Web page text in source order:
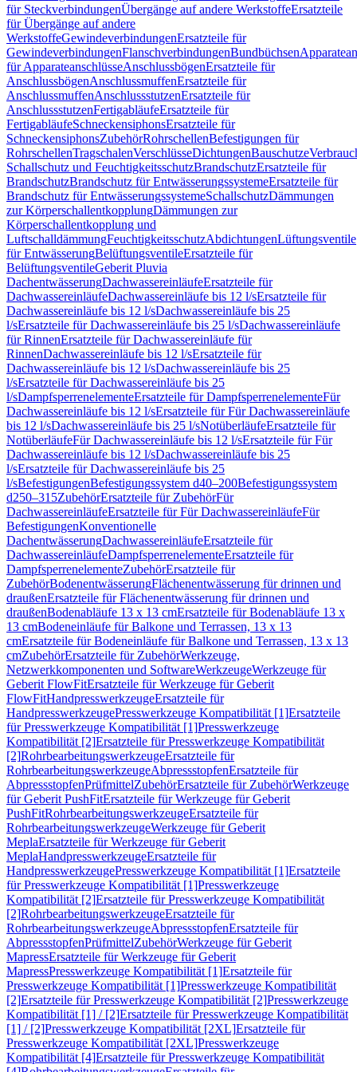
für SteckverbindungenÜbergänge auf andere WerkstoffeErsatzteile
für Übergänge auf andere
WerkstoffeGewindeverbindungenErsatzteile für
GewindeverbindungenFlanschverbindungenBundbüchsen
für ApparateanschlüsseAnschlussbögenErsatzteile für
AnschlussbögenAnschlussmuffenErsatzteile für
AnschlussmuffenAnschlussstutzenErsatzteile für
AnschlussstutzenFertigabläufeErsatzteile für
FertigabläufeSchneckensiphonsErsatzteile für
SchneckensiphonsZubehörRohrschellenBefestigungen für
RohrschellenTragschalenVerschlüsseDichtungenBauschutze
Schallschutz und FeuchtigkeitsschutzBrandschutzErsatzteile für
BrandschutzBrandschutz für EntwässerungssystemeErsatzteile für
Brandschutz für EntwässerungssystemeSchallschutzDämmungen
zur KörperschallentkopplungDämmungen zur
Körperschallentkopplung und
LuftschalldämmungFeuchtigkeitsschutzAbdichtungenLüftungsventile
für EntwässerungBelüftungsventileErsatzteile für
BelüftungsventileGeberit Pluvia
DachentwässerungDachwassereinläufeErsatzteile für
DachwassereinläufeDachwassereinläufe bis 12 l/sErsatzteile für
Dachwassereinläufe bis 12 l/sDachwassereinläufe bis 25
l/sErsatzteile für Dachwassereinläufe bis 25 l/sDachwassereinläufe
für RinnenErsatzteile für Dachwassereinläufe für
RinnenDachwassereinläufe bis 12 l/sErsatzteile für
Dachwassereinläufe bis 12 l/sDachwassereinläufe bis 25
l/sErsatzteile für Dachwassereinläufe bis 25
l/sDampfsperrenelementeErsatzteile für DampfsperrenelementeFür
Dachwassereinläufe bis 12 l/sErsatzteile für Für Dachwassereinläufe
bis 12 l/sDachwassereinläufe bis 25 l/sNotüberläufeErsatzteile für
NotüberläufeFür Dachwassereinläufe bis 12 l/sErsatzteile für Für
Dachwassereinläufe bis 12 l/sDachwassereinläufe bis 25
l/sErsatzteile für Dachwassereinläufe bis 25
l/sBefestigungenBefestigungssystem d40–200Befestigungssystem
d250–315ZubehörErsatzteile für ZubehörFür
DachwassereinläufeErsatzteile für Für DachwassereinläufeFür
BefestigungenKonventionelle
DachentwässerungDachwassereinläufeErsatzteile für
DachwassereinläufeDampfsperrenelementeErsatzteile für
DampfsperrenelementeZubehörErsatzteile für
ZubehörBodenentwässerungFlächenentwässerung für drinnen und
draußenErsatzteile für Flächenentwässerung für drinnen und
draußenBodenabläufe 13 x 13 cmErsatzteile für Bodenabläufe 13 x
13 cmBodeneinläufe für Balkone und Terrassen, 13 x 13
cmErsatzteile für Bodeneinläufe für Balkone und Terrassen, 13 x 13
cmZubehörErsatzteile für ZubehörWerkzeuge,
Netzwerkkomponenten und SoftwareWerkzeugeWerkzeuge für
Geberit FlowFitErsatzteile für Werkzeuge für Geberit
FlowFitHandpresswerkzeugeErsatzteile für
HandpresswerkzeugePresswerkzeuge Kompatibilität [1]Ersatzteile
für Presswerkzeuge Kompatibilität [1]Presswerkzeuge
Kompatibilität [2]Ersatzteile für Presswerkzeuge Kompatibilität
[2]RohrbearbeitungswerkzeugeErsatzteile für
RohrbearbeitungswerkzeugeAbpressstopfenErsatzteile für
AbpressstopfenPrüfmittelZubehörErsatzteile für ZubehörWerkzeuge
für Geberit PushFitErsatzteile für Werkzeuge für Geberit
PushFitRohrbearbeitungswerkzeugeErsatzteile für
RohrbearbeitungswerkzeugeWerkzeuge für Geberit
MeplaErsatzteile für Werkzeuge für Geberit
MeplaHandpresswerkzeugeErsatzteile für
HandpresswerkzeugePresswerkzeuge Kompatibilität [1]Ersatzteile
für Presswerkzeuge Kompatibilität [1]Presswerkzeuge
Kompatibilität [2]Ersatzteile für Presswerkzeuge Kompatibilität
[2]RohrbearbeitungswerkzeugeErsatzteile für
RohrbearbeitungswerkzeugeAbpressstopfenErsatzteile für
AbpressstopfenPrüfmittelZubehörWerkzeuge für Geberit
MapressErsatzteile für Werkzeuge für Geberit
MapressPresswerkzeuge Kompatibilität [1]Ersatzteile für
Presswerkzeuge Kompatibilität [1]Presswerkzeuge Kompatibilität
[2]Ersatzteile für Presswerkzeuge Kompatibilität [2]Presswerkzeuge
Kompatibilität [1] / [2]Ersatzteile für Presswerkzeuge Kompatibilität
[1] / [2]Presswerkzeuge Kompatibilität [2XL]Ersatzteile für
Presswerkzeuge Kompatibilität [2XL]Presswerkzeuge
Kompatibilität [4]Ersatzteile für Presswerkzeuge Kompatibilität